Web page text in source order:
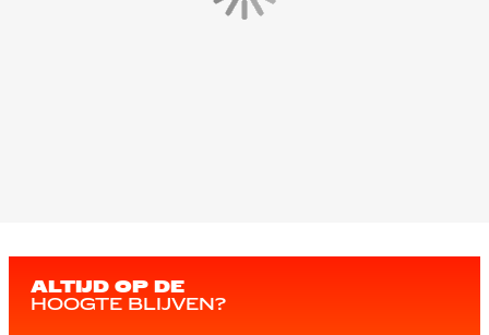
ALTIJD OP DE
HOOGTE BLIJVEN?